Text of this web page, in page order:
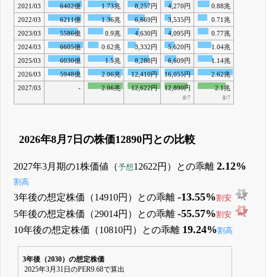
2021/03
6402億 1.73兆 8,257円 4,270円
0.88兆
2022/03
6211億 1.36兆 6,669円 3,535円
0.71兆
2023/03
5586億 0.9兆 4,630円 4,095円
0.77兆
2024/03
6605億 0.62兆 3,332円 5,620円
1.04兆
2025/03
6030億 1.5兆 8,280円 6,609円
1.14兆
2026/03
5948億 2.06兆 12,410円 16,055円
2.62兆
2027/03
- 2.06兆 12,622円 12,890円
8/7
2.1兆
8/7
2026年8月7日の株価12890円との比較
2027年3月期の1株価値（予想12622円）との乖離2.12%
割高
3年後の想定株価（14910円）との乖離-13.55%割安
5年後の想定株価（29014円）との乖離-55.57%割安
10年後の想定株価（10810円）との乖離 19.24%割高
3年後（2030）の想定株価
2025年3月31日のPER9.68で算出